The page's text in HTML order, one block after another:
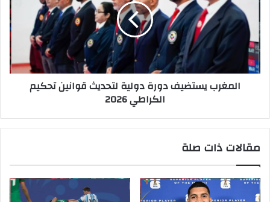
المغرب يستضيف دورة دولية لتحديث قوانين تحكيم
الكراطي 2026
مقالات ذات صلة